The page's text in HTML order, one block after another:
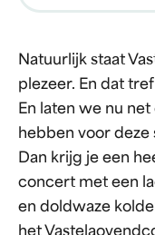
Natuurlijk staat
plezeer. En dat
En laten we nu
hebben voor deze
Dan krijg je een
concert met een
en doldwaze